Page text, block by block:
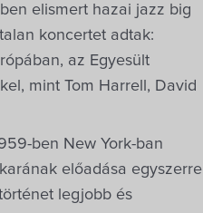
elismert hazai jazz big
koncertet adtak:
az Egyesült
mint Tom Harrell, David
ben New York-ban
előadása egyszerre
legjobb és